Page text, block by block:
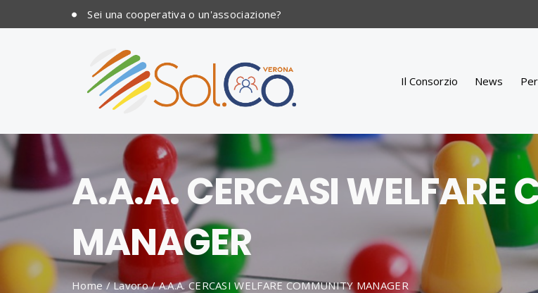
Sei una cooperativa o un'associazione?
Il Consorzio News
A.A.A. CERCASI WELFARE
MANAGER
Home/Lavoro/A.A.A. CERCASI WELFARE COMMUNITY MANAGER